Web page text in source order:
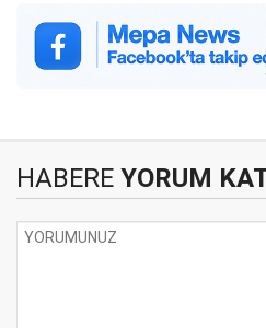
HABERE YORUM